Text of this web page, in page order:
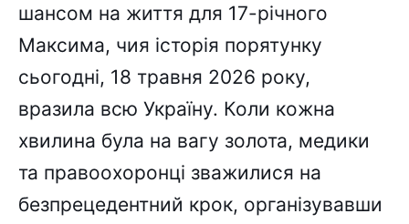
шансом на життя для 17-річного
Максима, чия історія порятунку
сьогодні, 18 травня 2026 року,
вразила всю Україну. Коли кожна
хвилина була на вагу золота, медики
та правоохоронці зважилися на
безпрецедентний крок, організувавши